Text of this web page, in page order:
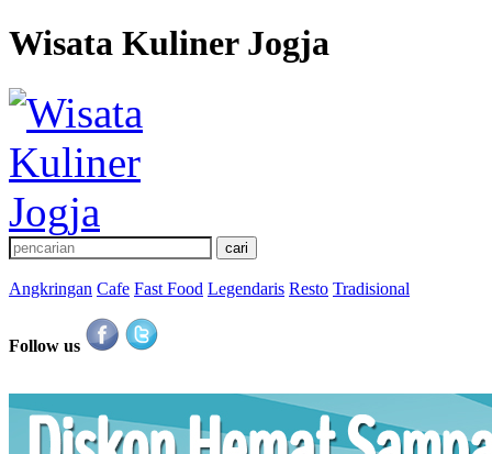
Wisata Kuliner Jogja
Angkringan Cafe Fast Food Legendaris Resto Tradisional
Follow us